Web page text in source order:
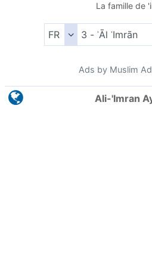
La famille de
Ads by Muslim
Ali-'Imran